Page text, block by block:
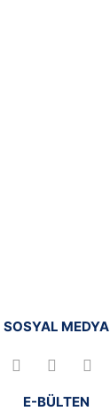
SOSYAL MEDYA
E-BÜLTEN